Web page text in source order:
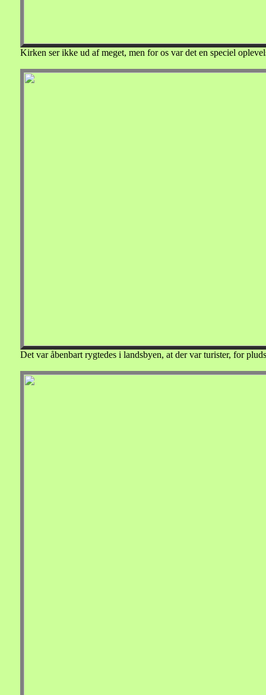
Kirken ser ikke ud af meget, men for os var det en speciel
Det var åbenbart rygtedes i landsbyen, at der var turister, for